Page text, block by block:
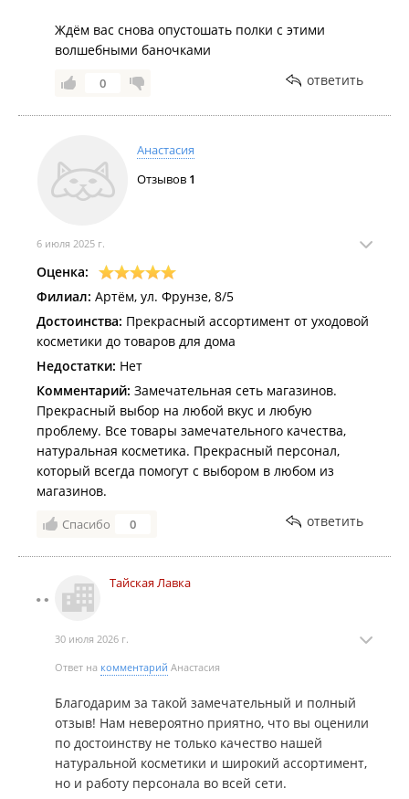
Ждём вас снова опустошать полки с этими
волшебными баночками
0 ответить
Анастасия
Отзывов 1
6 июля 2025 г.
Оценка:
Филиал: Артём, ул. Фрунзе, 8/5
Достоинства: Прекрасный ассортимент от уходовой
косметики до товаров для дома
Недостатки: Нет
Комментарий: Замечательная сеть магазинов.
Прекрасный выбор на любой вкус и любую
проблему. Все товары замечательного качества,
натуральная косметика. Прекрасный персонал,
который всегда помогут с выбором в любом из
магазинов.
Спасибо 0 ответить
Тайская Лавка
30 июля 2026 г.
Ответ на комментарий Анастасия
Благодарим за такой замечательный и полный
отзыв! Нам невероятно приятно, что вы оценили
по достоинству не только качество нашей
натуральной косметики и широкий ассортимент,
но и работу персонала во всей сети.